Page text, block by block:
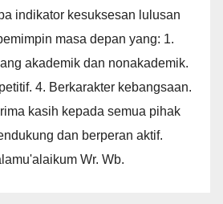
indikator kesuksesan lulusan
masa depan yang: 1.
akademik dan nonakademik.
4. Berkarakter kebangsaan.
kasih kepada semua pihak
dan berperan aktif.
Wr. Wb.